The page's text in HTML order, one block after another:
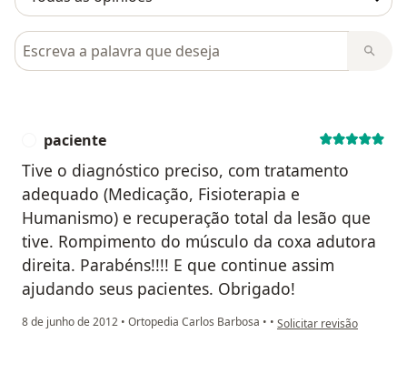
Pesquisar em opiniões
paciente
Tive o diagnóstico preciso, com tratamento
adequado (Medicação, Fisioterapia e
Humanismo) e recuperação total da lesão que
tive. Rompimento do músculo da coxa adutora
direita. Parabéns!!!! E que continue assim
ajudando seus pacientes. Obrigado!
8 de junho de 2012 • Ortopedia Carlos Barbosa • • na opinião do utilizador
Solicitar revisão